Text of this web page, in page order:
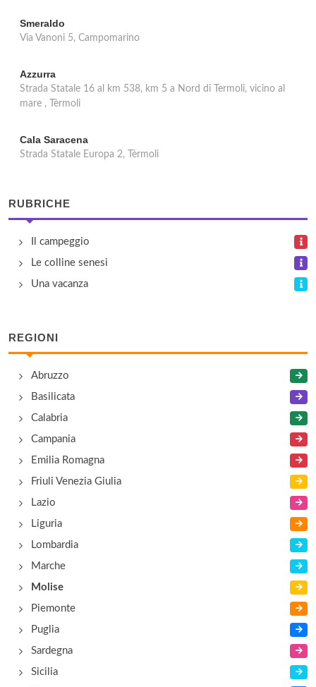
Smeraldo
Via Vanoni 5, Campomarino
Azzurra
Strada Statale 16 al km 538, km 5 a Nord di Termoli, vicino al
mare , Tèrmoli
Cala Saracena
Strada Statale Europa 2, Tèrmoli
RUBRICHE
Il campeggio
Le colline senesi
Una vacanza
REGIONI
Abruzzo
Basilicata
Calabria
Campania
Emilia Romagna
Friuli Venezia Giulia
Lazio
Liguria
Lombardia
Marche
Molise
Piemonte
Puglia
Sardegna
Sicilia